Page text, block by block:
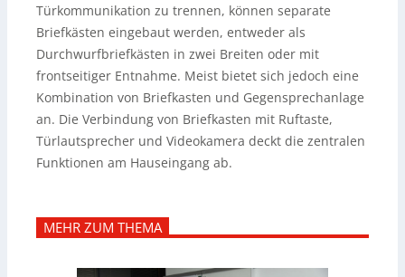
Türkommunikation zu trennen, können separate
Briefkästen eingebaut werden, entweder als
Durchwurfbriefkästen in zwei Breiten oder mit
frontseitiger Entnahme. Meist bietet sich jedoch eine
Kombination von Briefkasten und Gegensprechanlage
an. Die Verbindung von Briefkasten mit Ruftaste,
Türlautsprecher und Videokamera deckt die zentralen
Funktionen am Hauseingang ab.
MEHR ZUM THEMA